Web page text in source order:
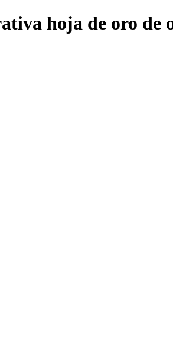
hoja de oro de